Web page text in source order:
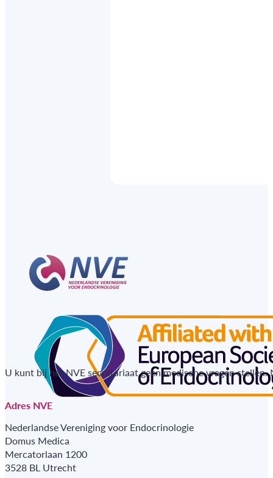
U kunt bij het NVE secretariaat geen medische vragen
Adres NVE
Nederlandse Vereniging voor Endocrinologie
Domus Medica
Mercatorlaan 1200
3528 BL Utrecht